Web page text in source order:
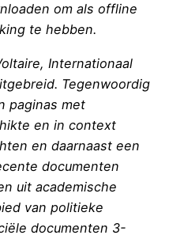
om als offline
te hebben.
Internationaal
Tegenwoordig
paginas met
en in context
en daarnaast een
documenten
uit academische
van politieke
documenten 3-